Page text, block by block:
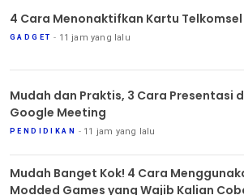
4 Cara Menonaktifkan Kartu Telkomsel
GADGET 11 jam yang lalu
Mudah dan Praktis, 3 Cara Presentasi
Google Meeting
PENDIDIKAN 11 jam yang lalu
Mudah Banget Kok! 4 Cara
Modded Games yang Wajib Kalian